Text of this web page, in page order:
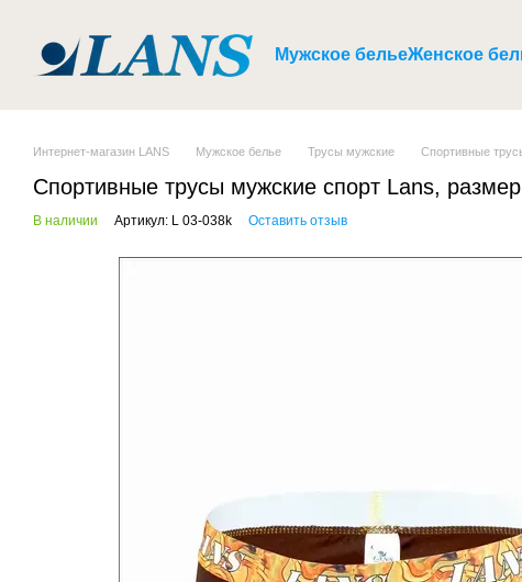
Мужское бельеЖенское
Интернет-магазин LANS Мужское белье Трусы мужские Спортивные
Спортивные трусы мужские спорт Lans,
В наличии Артикул: L 03-038k Оставить отзыв